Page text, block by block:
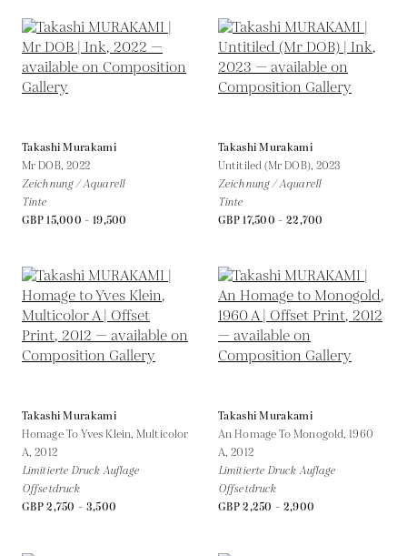
Takashi Murakami
Mr DOB, 2022
Zeichnung / Aquarell
Tinte
GBP 15,000 - 19,500
Takashi Murakami
Untitiled (Mr DOB), 2023
Zeichnung / Aquarell
Tinte
GBP 17,500 - 22,700
Takashi Murakami
Homage To Yves Klein, Multicolor
A,2012
Limitierte Druck Auflage
Offsetdruck
GBP 2,750 - 3,500
Takashi Murakami
An Homage To Monogold, 1960
A,2012
Limitierte Druck Auflage
Offsetdruck
GBP 2,250 - 2,900